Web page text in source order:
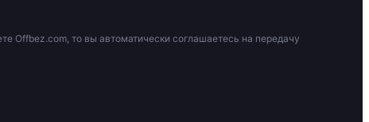
Offbez.com, то вы автоматически соглашаетесь на передачу